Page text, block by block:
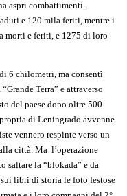
aspri combattimenti.
e 120 mila feriti, mentre i
morti e feriti, e 1275 di loro
6 chilometri, ma consentì
Terra” e attraverso
del paese dopo oltre 500
di Leningrado avvenne
vennero respinte verso un
città. Ma l’operazione
saltare la “blokada” e da
libri di storia le foto festose